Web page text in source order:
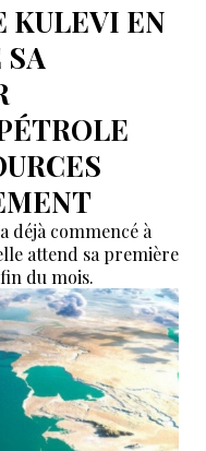
KULEVI EN
SA
déjà commencé à
attend sa première
du mois.